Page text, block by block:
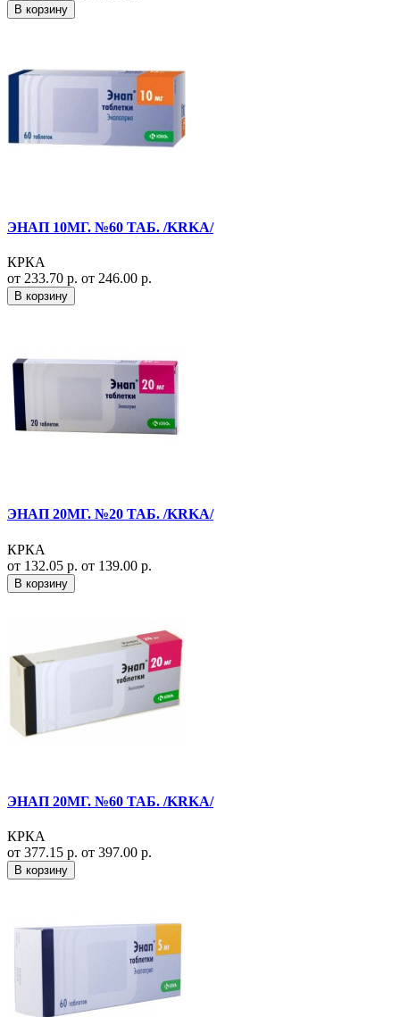
В корзину
ЭНАП 10МГ. №60 ТАБ. /KRKA/
КРКА
от 233.70 р. от 246.00 р.
В корзину
ЭНАП 20МГ. №20 ТАБ. /KRKA/
КРКА
от 132.05 р. от 139.00 р.
В корзину
ЭНАП 20МГ. №60 ТАБ. /KRKA/
КРКА
от 377.15 р. от 397.00 р.
В корзину